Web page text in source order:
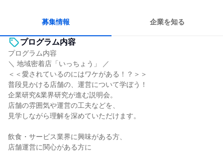
募集情報 企業を知る
プログラム内容
プログラム内容
＼ 地域密着店「いっちょう」 ／
＜＜愛されているのにはワケがある！？＞＞
普段見かける店舗の、運営について学ぼう！
企業研究&業界研究が進む説明会。
店舗の雰囲気や運営の工夫などを、
見学しながら理解を深めていただけます。
飲食・サービス業界に興味がある方、
店舗運営に関心がある方に